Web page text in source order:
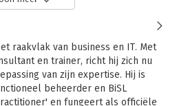
raakvlak van business en IT. Met
en trainer, richt hij zich nu
van zijn expertise. Hij is
beheerder en BiSL
en fungeert als officiële